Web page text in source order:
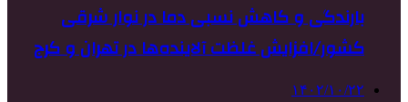
بارندگی و کاهش نسبی دما در نوار شرقی
کشور/افزایش غلظت آلاینده‌ها در تهران و کرج
۱۴۰۲/۱۰/۲۲